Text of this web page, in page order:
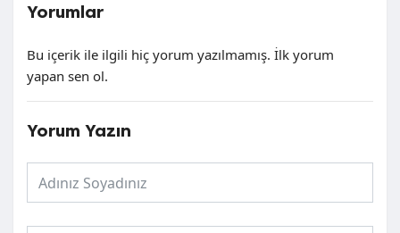
Yorumlar
Bu içerik ile ilgili hiç yorum yazılmamış. İlk yorum
yapan sen ol.
Yorum Yazın